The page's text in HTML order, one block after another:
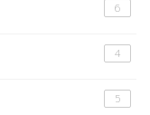
6
4
5